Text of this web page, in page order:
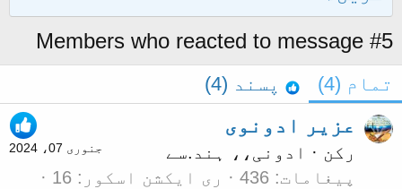
Members who reacted to message #5
تمام (4) پسند (4)
جنوری 07، 2024
عزیر ادونوی
رکن · ادونی،، ہند.سے
پیغامات 436 ری ایکشن اسکور
16